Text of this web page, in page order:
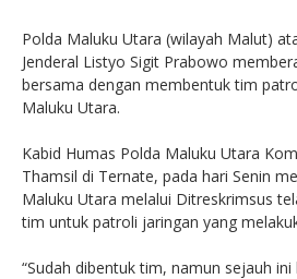
Polda Maluku Utara (wilayah Malut)
Jenderal Listyo Sigit Prabowo
bersama dengan membentuk tim
Maluku Utara.
Kabid Humas Polda Maluku Utara
Thamsil di Ternate, pada hari Senin
Maluku Utara melalui Ditreskrimsus
tim untuk patroli jaringan yang
“Sudah dibentuk tim, namun sejauh